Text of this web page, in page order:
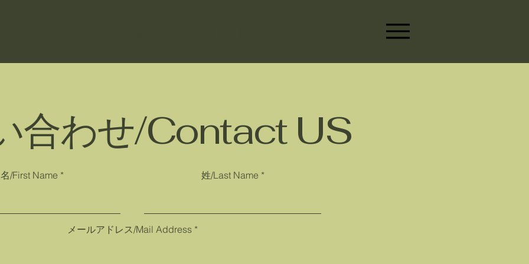
合わせ/Contact US
名/First Name 姓/Last Name
メールアドレス/Mail Address